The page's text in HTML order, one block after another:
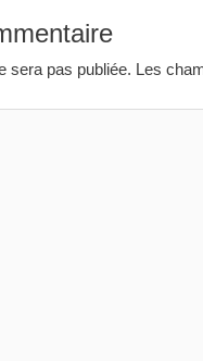
sera pas publiée. Les